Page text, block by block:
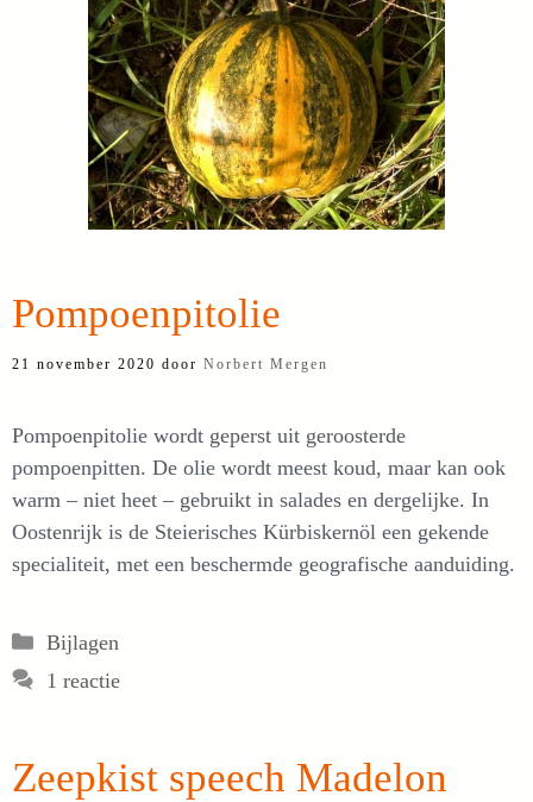
Pompoenpitolie
21 november 2020 door Norbert Mergen
Pompoenpitolie wordt geperst uit geroosterde
pompoenpitten. De olie wordt meest koud, maar kan ook
warm – niet heet – gebruikt in salades en dergelijke. In
Oostenrijk is de Steierisches Kürbiskernöl een gekende
specialiteit, met een beschermde geografische aanduiding.
Categorieën
Bijlagen
1 reactie
Zeepkist speech Madelon